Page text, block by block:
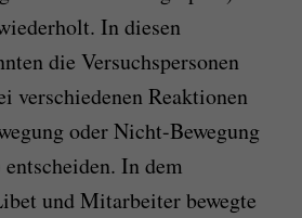
In diesen
die Versuchspersonen
verschiedenen Reaktionen
oder Nicht-Bewegung
In dem
und Mitarbeiter bewegte